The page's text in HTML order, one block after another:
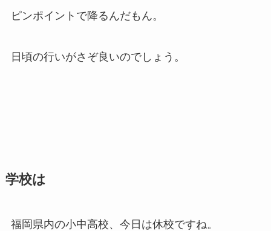
ピンポイントで降るんだもん。
日頃の行いがさぞ良いのでしょう。
学校は
福岡県内の小中高校、今日は休校ですね。